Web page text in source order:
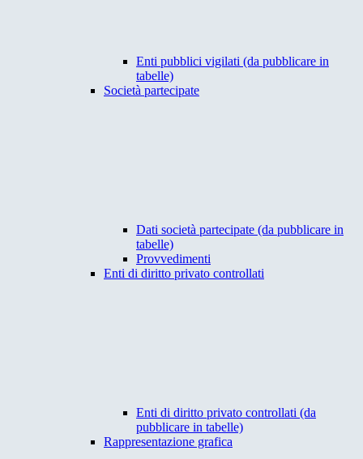
Enti pubblici vigilati (da pubblicare in
tabelle)
Società partecipate
Dati società partecipate (da pubblicare in
tabelle)
Provvedimenti
Enti di diritto privato controllati
Enti di diritto privato controllati (da
pubblicare in tabelle)
Rappresentazione grafica